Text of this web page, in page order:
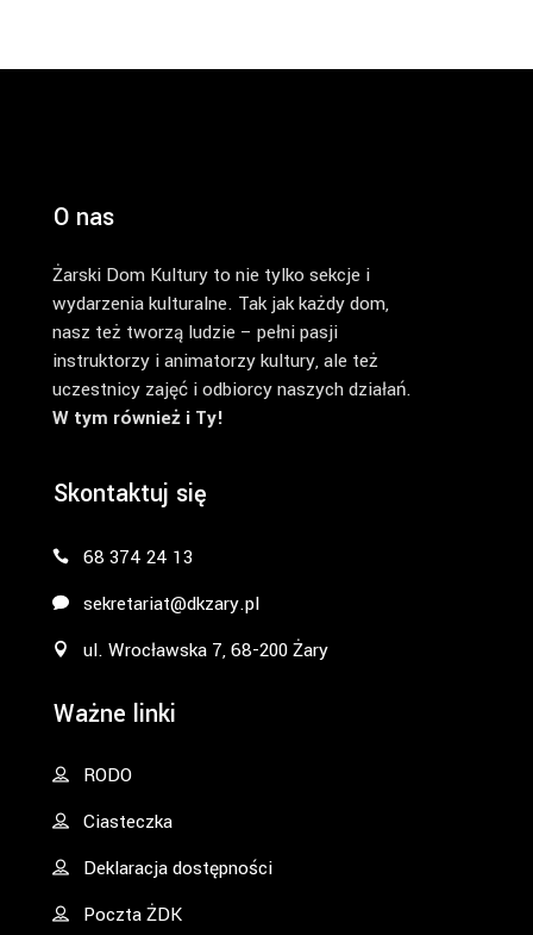
O nas
Żarski Dom Kultury to nie tylko sekcje i
wydarzenia kulturalne. Tak jak każdy dom,
nasz też tworzą ludzie – pełni pasji
instruktorzy i animatorzy kultury, ale też
uczestnicy zajęć i odbiorcy naszych działań.
W tym również i Ty!
Skontaktuj się
68 374 24 13
sekretariat@dkzary.pl
ul. Wrocławska 7, 68-200 Żary
Ważne linki
RODO
Ciasteczka
Deklaracja dostępności
Poczta ŻDK